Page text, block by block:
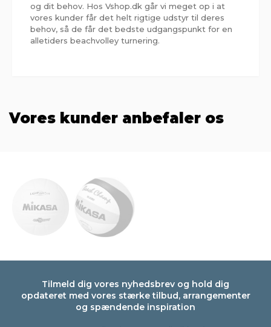
og dit behov. Hos Vshop.dk går vi meget op i at
vores kunder får det helt rigtige udstyr til deres
behov, så de får det bedste udgangspunkt for en
alletiders beachvolley turnering.
Vores kunder anbefaler os
Tilmeld dig vores nyhedsbrev og hold dig
opdateret med vores stærke tilbud, arrangementer
og spændende inspiration